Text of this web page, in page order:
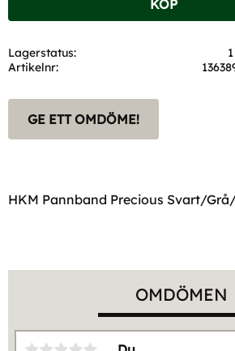
KÖP
Lagerstatus
Artikelnr
GE ETT OMDÖME!
HKM Pannband Precious Svart/
OMDÖMEN